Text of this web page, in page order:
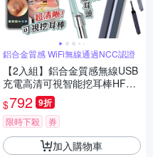
鋁合金質感 WiFi無線通過NCC認證
【2入組】鋁合金質感無線USB
充電高清可視智能挖耳棒HF1
(WIFI熱點連接)
$792 9折
限時下殺 券
加入購物車